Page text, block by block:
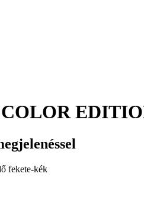
fekete-kék